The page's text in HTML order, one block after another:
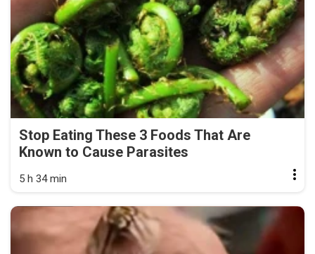
Stop Eating These 3 Foods That Are
Known to Cause Parasites
5 h 34 min